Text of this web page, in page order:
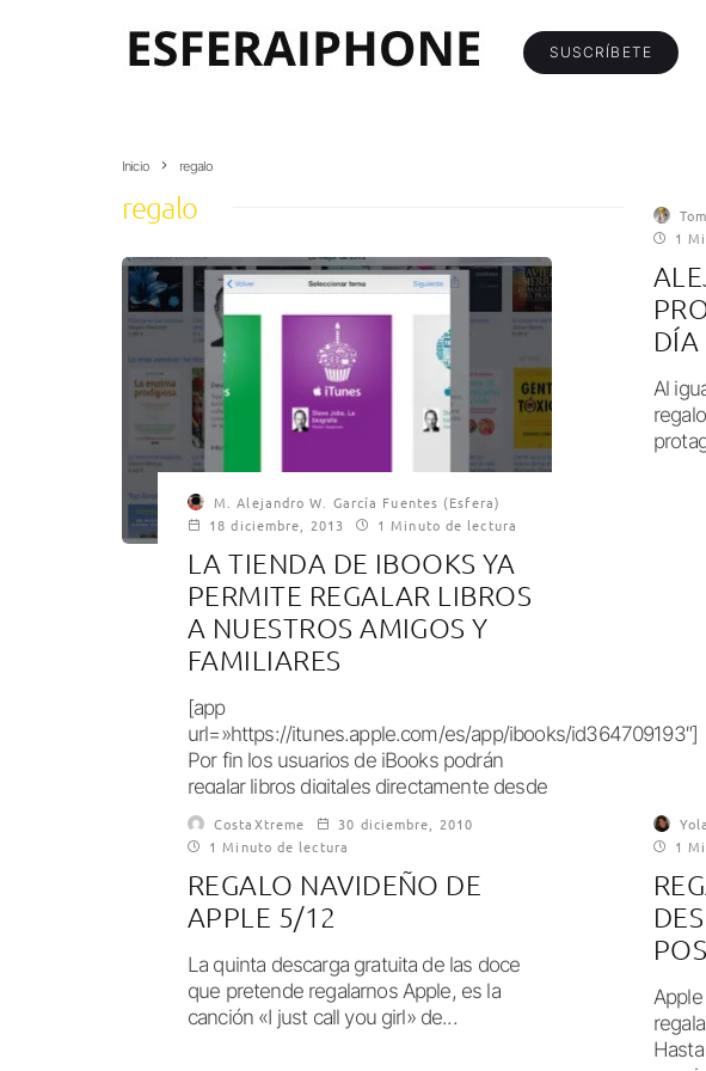
SUSCRÍBETE
Inicio regalo
regalo
M. Alejandro W. García Fuentes (Esfera)
18 diciembre, 2013
1 Minuto de lectura
LA TIENDA DE IBOOKS YA
PERMITE REGALAR LIBROS
A NUESTROS AMIGOS Y
FAMILIARES
[app
url=»https://itunes.apple.com/es/app/ibooks/id364709193″]
Por fin los usuarios de iBooks podrán
regalar libros digitales directamente desde
la iBooks Store, cosa que hasta...
1
DÍA
Al
CostaXtreme
30 diciembre, 2010
1 Minuto de lectura
REGALO NAVIDEÑO DE
APPLE 5/12
La quinta descarga gratuita de las doce
que pretende regalarnos Apple, es la
canción «I just call you girl» de...
1